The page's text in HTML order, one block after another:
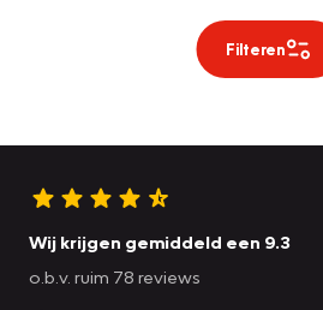
Filteren
Wij krijgen gemiddeld een 9.3
o.b.v. ruim 78 reviews